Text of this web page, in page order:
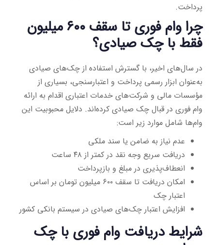
پرداخت.
چرا وام فوری تا سقف ۶۰۰ میلیون
فقط با چک صیادی؟
در سال‌های اخیر، با گسترش استفاده از چک‌های صیادی
به‌عنوان ابزار رسمی پرداخت و اعتبارسنجی، بسیاری از
مؤسسات مالی و شرکت‌های خدمات اعتباری اقدام به ارائه
وام فوری در قبال چک صیادی کرده‌اند. دلایل محبوبیت این
وام‌ها شامل موارد زیر است:
عدم نیاز به ضامن یا سند ملکی
دریافت سریع وجه نقد در کمتر از ۴۸ ساعت
انعطاف‌پذیری در مبلغ و بازپرداخت
امکان دریافت تا سقف ۶۰۰ میلیون تومان بر اساس
اعتبار چک
افزایش اعتبار چک‌های صیادی در سیستم بانکی کشور
شرایط دریافت وام فوری با چک